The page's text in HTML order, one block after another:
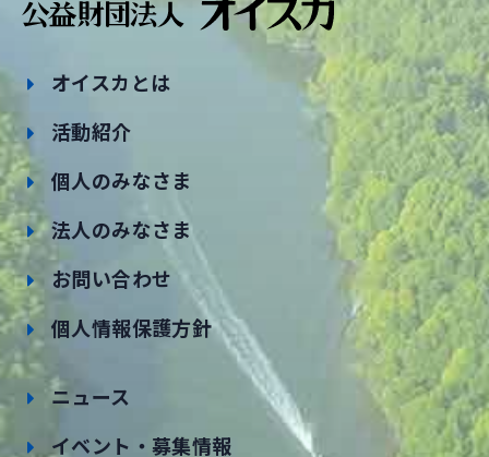
オイスカとは
活動紹介
個人のみなさま
法人のみなさま
お問い合わせ
個人情報保護方針
ニュース
イベント・募集情報